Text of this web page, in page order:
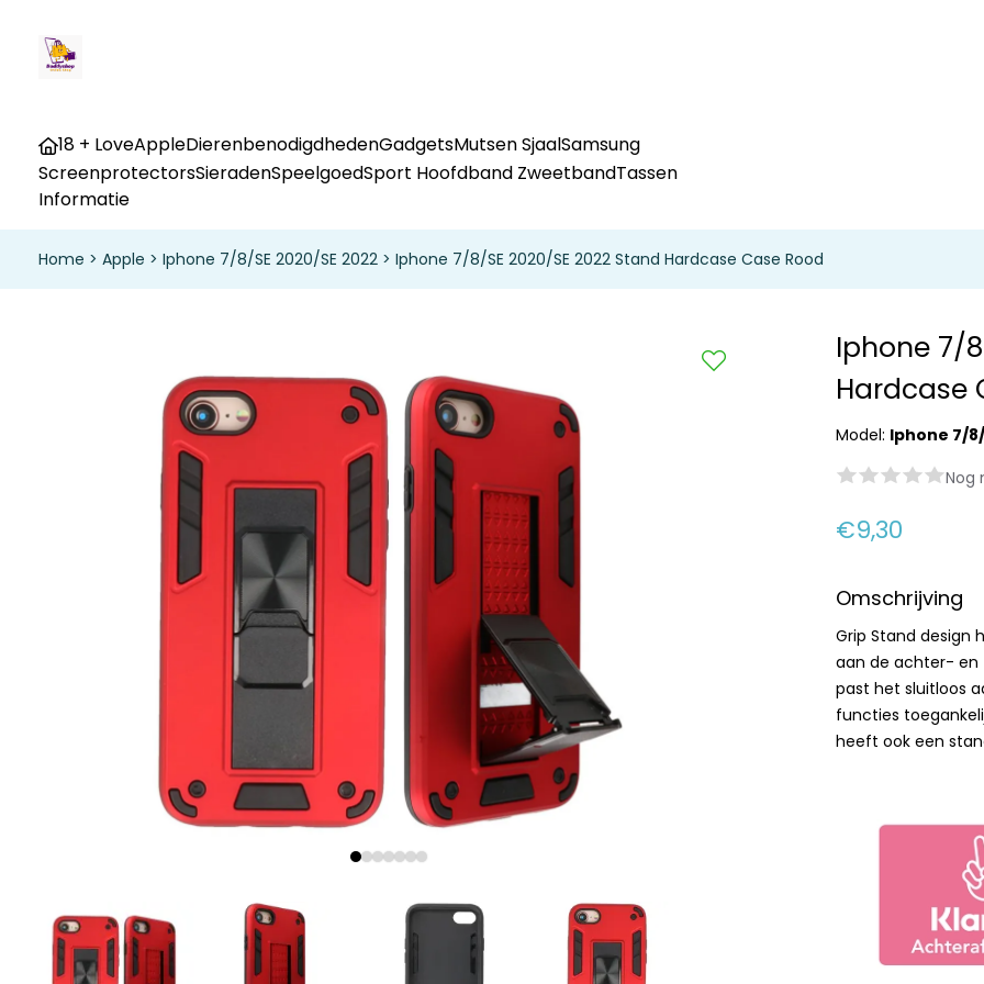
18 + LoveAppleDierenbenodigdhedenGadgetsMutsen SjaalSamsung
ScreenprotectorsSieradenSpeelgoedSport Hoofdband ZweetbandTassen
Informatie
Home > Apple > Iphone 7/8/SE 2020/SE 2022 > Iphone 7/8/SE 2020/SE 2022 Stand Hardcase Case Rood
Iphone 7/
Hardcase
Model: Iphone 7/
Nog
€9,30
Omschrijving
Grip Stand design
aan de achter- en
past het sluitloos
functies
heeft ook een